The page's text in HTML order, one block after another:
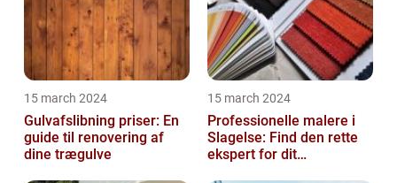
15 march 2024
Gulvafslibning priser: En
guide til renovering af
dine trægulve
15 march 2024
Professionelle malere i
Slagelse: Find den rette
ekspert for dit